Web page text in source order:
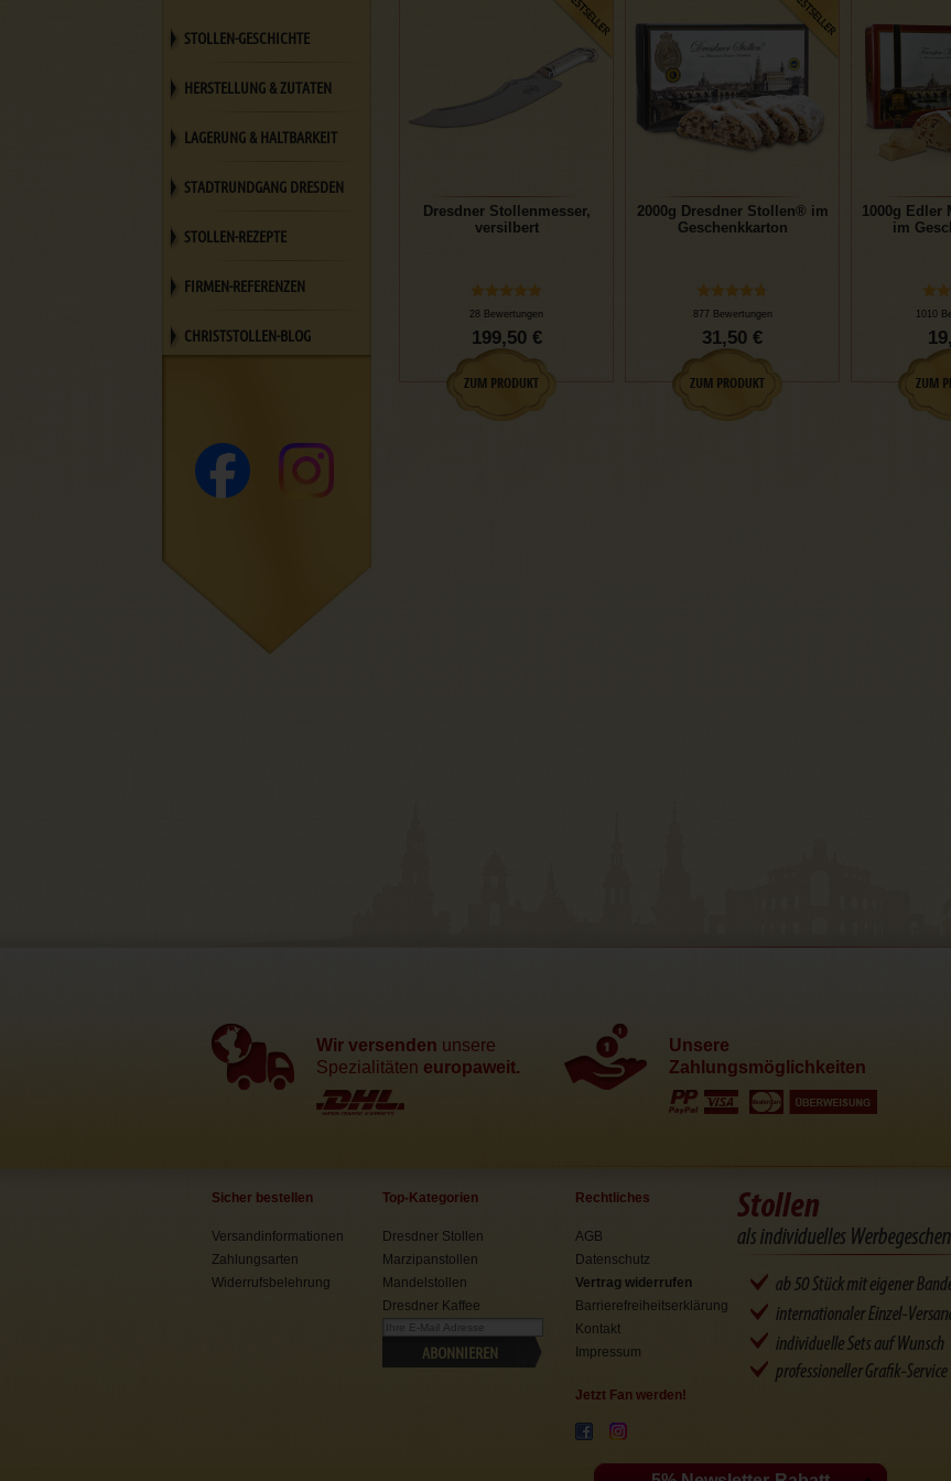
Dresdner Stollenmesser,
versilbert
28 Bewertungen
199,50 €
2000g Dresdner Stollen® im
Geschenkkarton
877 Bewertungen
31,50 €
1000g Edler
im
1010
STOLLEN-GESCHICHTE
HERSTELLUNG & ZUTATEN
LAGERUNG & HALTBARKEIT
STADTRUNDGANG DRESDEN
STOLLEN-REZEPTE
FIRMEN-REFERENZEN
CHRISTSTOLLEN-BLOG
Wir versenden unsere
Spezialitäten europaweit.
Unsere
Zahlungsmöglichkeiten
Sicher bestellen
Versandinformationen
Zahlungsarten
Widerrufsbelehrung
Top-Kategorien
Dresdner Stollen
Marzipanstollen
Mandelstollen
Dresdner Kaffee
ABONNIEREN
Rechtliches
AGB
Datenschutz
Vertrag widerrufen
Barrierefreiheitserklärung
Kontakt
Impressum
Jetzt Fan werden!